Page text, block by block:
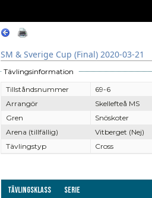
SM & Sverige Cup (Final) 2020-03-21
Tävlingsinformation
Tillståndsnummer
69-6
Arrangör
Skellefteå MS
Gren
Snöskoter
Arena (tillfällig)
Vitberget (Nej)
Tävlingstyp
Cross
Tävlingsklass Serie